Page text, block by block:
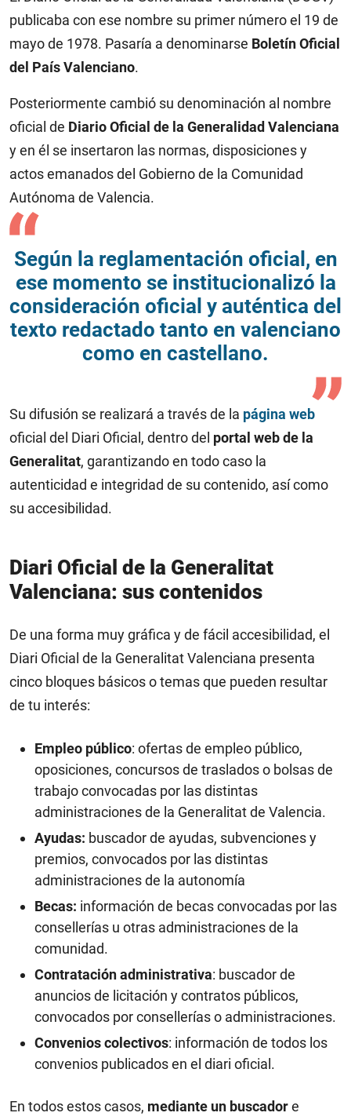
publicaba con ese nombre su primer número el 19 de
mayo de 1978. Pasaría a denominarse Boletín Oficial
del País Valenciano.​
Posteriormente cambió su denominación al nombre
oficial de Diario Oficial de la Generalidad Valenciana
y en él se insertaron las normas, disposiciones y
actos emanados del Gobierno de la Comunidad
Autónoma de Valencia.
Según la reglamentación oficial, en
ese momento se institucionalizó la
consideración oficial y auténtica del
texto redactado tanto en valenciano
como en castellano.
Su difusión se realizará a través de la página web
oficial del Diari Oficial, dentro del portal web de la
Generalitat, garantizando en todo caso la
autenticidad e integridad de su contenido, así como
su accesibilidad.
Diari Oficial de la Generalitat
Valenciana: sus contenidos
De una forma muy gráfica y de fácil accesibilidad, el
Diari Oficial de la Generalitat Valenciana presenta
cinco bloques básicos o temas que pueden resultar
de tu interés:
Empleo público: ofertas de empleo público,
oposiciones, concursos de traslados o bolsas de
trabajo convocadas por las distintas
administraciones de la Generalitat de Valencia.
Ayudas: buscador de ayudas, subvenciones y
premios, convocados por las distintas
administraciones de la autonomía
Becas: información de becas convocadas por las
consellerías u otras administraciones de la
comunidad.
Contratación administrativa: buscador de
anuncios de licitación y contratos públicos,
convocados por consellerías o administraciones.
Convenios colectivos: información de todos los
convenios publicados en el diari oficial.
En todos estos casos, mediante un buscadore